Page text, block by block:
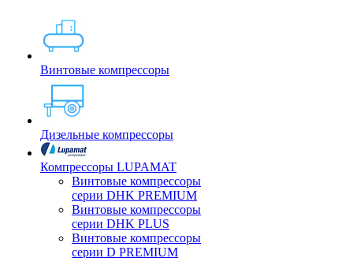
Винтовые компрессоры
Дизельные компрессоры
Компрессоры LUPAMAT
Винтовые компрессоры
серии DHK PREMIUM
Винтовые компрессоры
серии DHK PLUS
Винтовые компрессоры
серии D PREMIUM